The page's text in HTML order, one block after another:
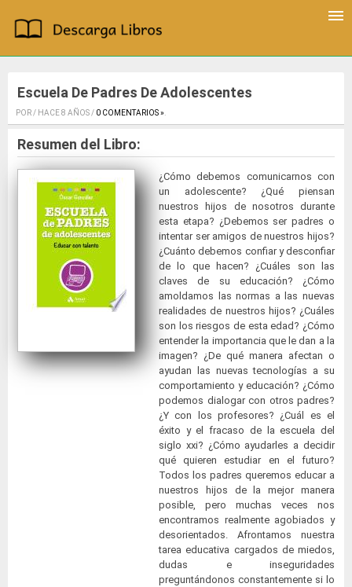
Escuela De Padres De Adolescentes
POR / HACE 8 AÑOS / 0 COMENTARIOS ».
Resumen del Libro:
¿Cómo debemos comunicarnos con
un adolescente? ¿Qué piensan
nuestros hijos de nosotros durante
esta etapa? ¿Debemos ser padres o
intentar ser amigos de nuestros hijos?
¿Cuánto debemos confiar y desconfiar
de lo que hacen? ¿Cuáles son las
claves de su educación? ¿Cómo
amoldamos las normas a las nuevas
realidades de nuestros hijos? ¿Cuáles
son los riesgos de esta edad? ¿Cómo
entender la importancia que le dan a la
imagen? ¿De qué manera afectan o
ayudan las nuevas tecnologías a su
comportamiento y educación? ¿Cómo
podemos dialogar con otros padres?
¿Y con los profesores? ¿Cuál es el
éxito y el fracaso de la escuela del
siglo xxi? ¿Cómo ayudarles a decidir
qué quieren estudiar en el futuro?
Todos los padres queremos educar a
nuestros hijos de la mejor manera
posible, pero muchas veces nos
encontramos realmente agobiados y
desorientados. Afrontamos nuestra
tarea educativa cargados de miedos,
dudas e inseguridades
preguntándonos constantemente si lo